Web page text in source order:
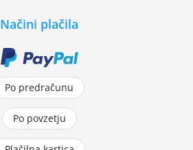
Načini plačila
Po predračunu
Po povzetju